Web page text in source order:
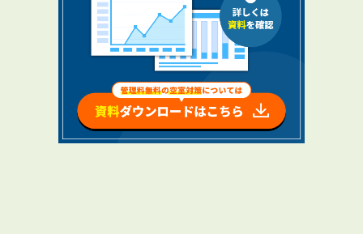
管理料無料について
４つの強み
報酬と独自の保証内容
手続きの流れ
賃料査定について